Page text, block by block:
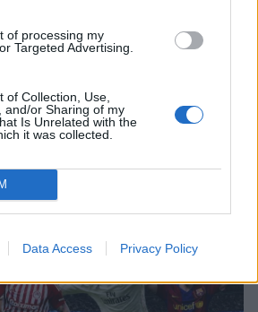
of processing my
Targeted Advertising.
of Collection, Use,
and/or Sharing of my
Is Unrelated with the
it was collected.
Data Access Privacy Policy
νίκη
μετά την
με τη σύζυγο
τους στις
να χρηματίσει υπάλληλο
επιτρέψει να ασελγήσει σε